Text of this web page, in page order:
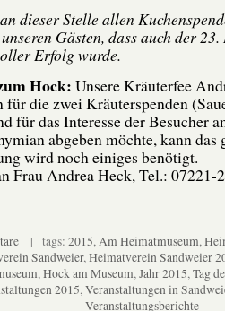
dieser Stelle allen
Gästen, dass auch der
Erfolg wurde.
Hock: Unsere Kräuterfee
für die zwei Kräuterspenden
für das Interesse der Besucher
abgeben möchte, kann das
wird noch einiges benötigt.
Frau Andrea Heck, Tel.: 07221-
| tags: 2015,Am Heimatmuseum,
Sandweier,Heimatverein Sandweier
,Hock am Museum,Jahr 2015,Tag
2015,Veranstaltungen in
Veranstaltungsberichte